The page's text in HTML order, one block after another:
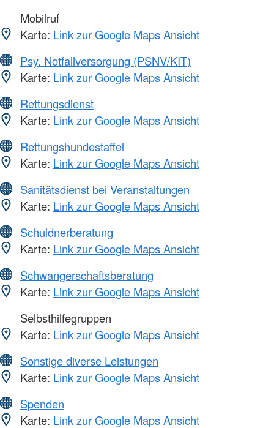
Mobilruf
Karte: Link zur Google Maps Ansicht
Psy. Notfallversorgung (PSNV/KIT)
Karte: Link zur Google Maps Ansicht
Rettungsdienst
Karte: Link zur Google Maps Ansicht
Rettungshundestaffel
Karte: Link zur Google Maps Ansicht
Sanitätsdienst bei Veranstaltungen
Karte: Link zur Google Maps Ansicht
Schuldnerberatung
Karte: Link zur Google Maps Ansicht
Schwangerschaftsberatung
Karte: Link zur Google Maps Ansicht
Selbsthilfegruppen
Karte: Link zur Google Maps Ansicht
Sonstige diverse Leistungen
Karte: Link zur Google Maps Ansicht
Spenden
Karte: Link zur Google Maps Ansicht